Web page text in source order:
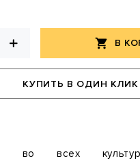
В
КУПИТЬ В ОДИН КЛИК
во всех